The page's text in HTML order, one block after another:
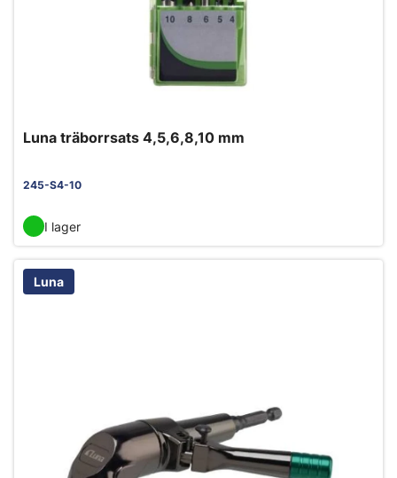
Luna träborrsats 4,5,6,8,10 mm
245-S4-10
I lager
Luna